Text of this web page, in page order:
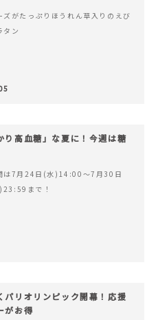
ズがたっぷりほうれん草入りのえび
タン
り高血糖」な夏に！今週は糖
は7月24日(水)14:00〜7月30日
まで！
パリオリンピック開幕！応援
がお得